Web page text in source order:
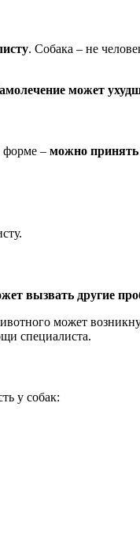
. Собака – не
может
форме – можно
вызвать другие
может
специалиста.
у собак: